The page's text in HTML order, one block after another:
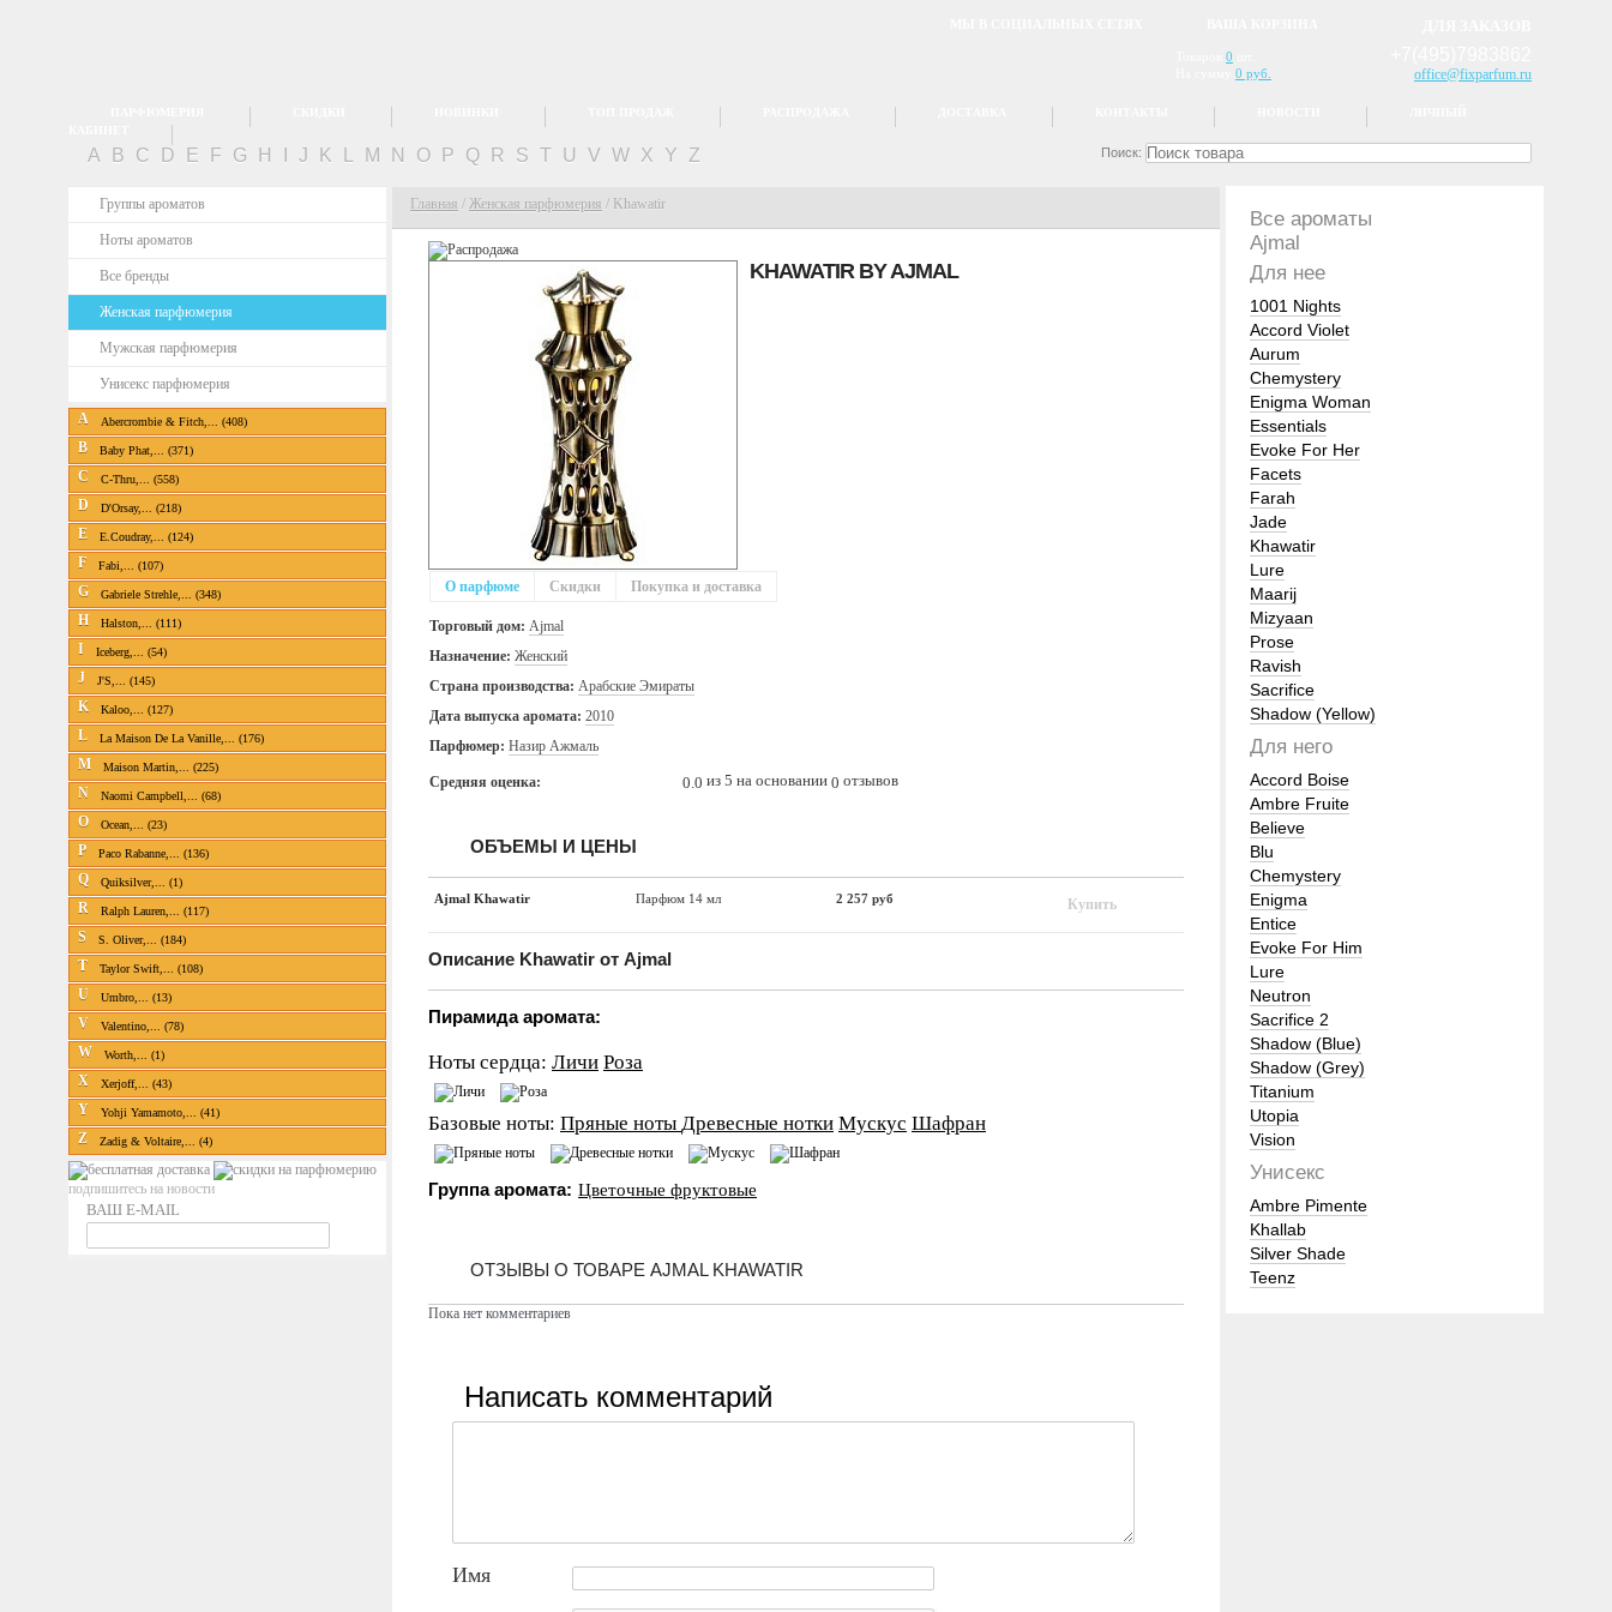
office@fixparfum.ru
0
0 руб.
A B C D E F G H J K M N O P Q R S T U V W X Y Z Поиск:
Группы ароматов
Ноты ароматов
Все бренды
Женская парфюмерия
Мужская парфюмерия
Унисекс парфюмерия
A Abercrombie & Fitch,... (408)
B Baby Phat,... (371)
C C-Thru,... (558)
D D'Orsay,... (218)
E E.Coudray,... (124)
F Fabi,... (107)
G Gabriele Strehle,... (348)
H Halston,... (111)
I Iceberg,... (54)
J J'S,... (145)
K Kaloo,... (127)
L La Maison De La Vanille,... (176)
M Maison Martin,... (225)
N Naomi Campbell,... (68)
O Ocean,... (23)
P Paco Rabanne,... (136)
Q Quiksilver,... (1)
R Ralph Lauren,... (117)
S S. Oliver,... (184)
T Taylor Swift,... (108)
U Umbro,... (13)
V Valentino,... (78)
W Worth,... (1)
X Xerjoff,... (43)
Y Yohji Yamamoto,... (41)
Z Zadig & Voltaire,... (4)
подпишитесь на новости
ВАШ E-MAIL
Главная / Женская парфюмерия / Khawatir
KHAWATIR BYAJMAL
О парфюме
Торговый дом: Ajmal
Назначение: Женский
Страна производства: Арабские Эмираты
Дата выпуска аромата: 2010
Парфюмер: Назир Ажмаль
Средняя оценка: 0.0 из 5 на основании 0 отзывов
Скидки Покупка и доставка
ОБЪЕМЫ И ЦЕНЫ
Ajmal Khawatir Парфюм 14 мл 2 257 руб
Описание Khawatir от Ajmal
Пирамида аромата:
Ноты сердца: Личи Роза
Базовые ноты: Пряные ноты Древесные нотки Мускус Шафран
Группа аромата: Цветочные фруктовые
ОТЗЫВЫ О ТОВАРЕ AJMAL KHAWATIR
Пока нет комментариев
Написать комментарий
Имя
Все ароматы
Ajmal
Для нее
1001 Nights
Accord Violet
Aurum
Chemystery
Enigma Woman
Essentials
Evoke For Her
Facets
Farah
Jade
Khawatir
Lure
Maarij
Mizyaan
Prose
Ravish
Sacrifice
Shadow (Yellow)
Для него
Accord Boise
Ambre Fruite
Believe
Blu
Chemystery
Enigma
Entice
Evoke For Him
Lure
Neutron
Sacrifice 2
Shadow (Blue)
Shadow (Grey)
Titanium
Utopia
Vision
Унисекс
Ambre Pimente
Khallab
Silver Shade
Teenz